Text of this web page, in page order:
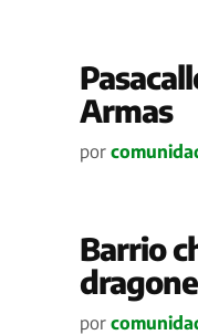
Armas
por
Barrio
por